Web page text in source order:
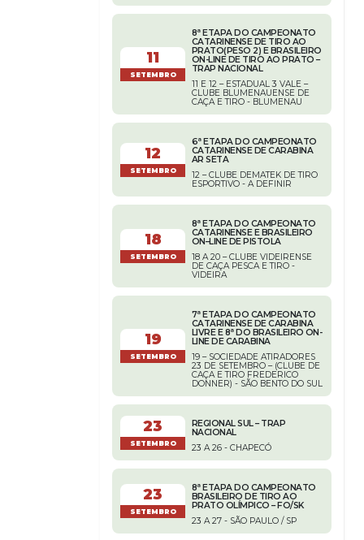
11
SETEMBRO
8ª ETAPA DO CAMPEONATO
CATARINENSE DE TIRO AO
PRATO(PESO 2) E BRASILEIRO
ON-LINE DE TIRO AO PRATO –
TRAP NACIONAL
11 E 12 – ESTADUAL 3 VALE –
CLUBE BLUMENAUENSE DE
CAÇA E TIRO - BLUMENAU
12
SETEMBRO
6ª ETAPA DO CAMPEONATO
CATARINENSE DE CARABINA
AR SETA
12 – CLUBE DEMATEK DE TIRO
ESPORTIVO - A DEFINIR
18
SETEMBRO
8ª ETAPA DO CAMPEONATO
CATARINENSE E BRASILEIRO
ON–LINE DE PISTOLA
18 A 20 – CLUBE VIDEIRENSE
DE CAÇA PESCA E TIRO -
VIDEIRA
19
SETEMBRO
7ª ETAPA DO CAMPEONATO
CATARINENSE DE CARABINA
LIVRE E 8ª DO BRASILEIRO ON-
LINE DE CARABINA
19 – SOCIEDADE ATIRADORES
23 DE SETEMBRO – (CLUBE DE
CAÇA E TIRO FREDERICO
DONNER) - SÃO BENTO DO SUL
23
SETEMBRO
REGIONAL SUL – TRAP
NACIONAL
23 A 26 - CHAPECÓ
23
SETEMBRO
8ª ETAPA DO CAMPEONATO
BRASILEIRO DE TIRO AO
PRATO OLÍMPICO – FO/SK
23 A 27 - SÃO PAULO / SP